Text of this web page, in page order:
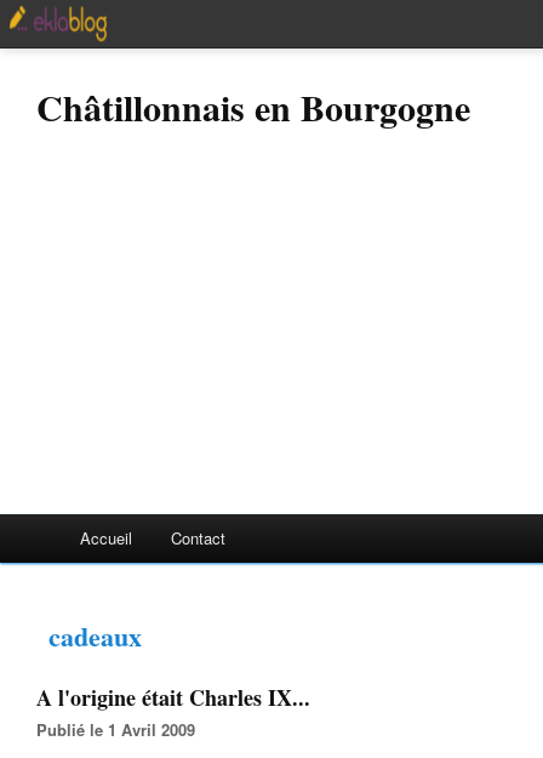
Châtillonnais en Bourgogne
Accueil Contact
cadeaux
A l'origine était Charles IX...
Publié le 1 Avril 2009